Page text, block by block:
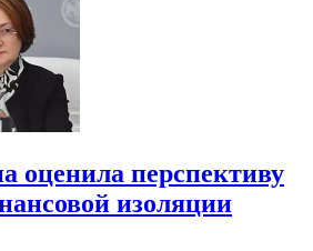
оценила перспективу
изоляции